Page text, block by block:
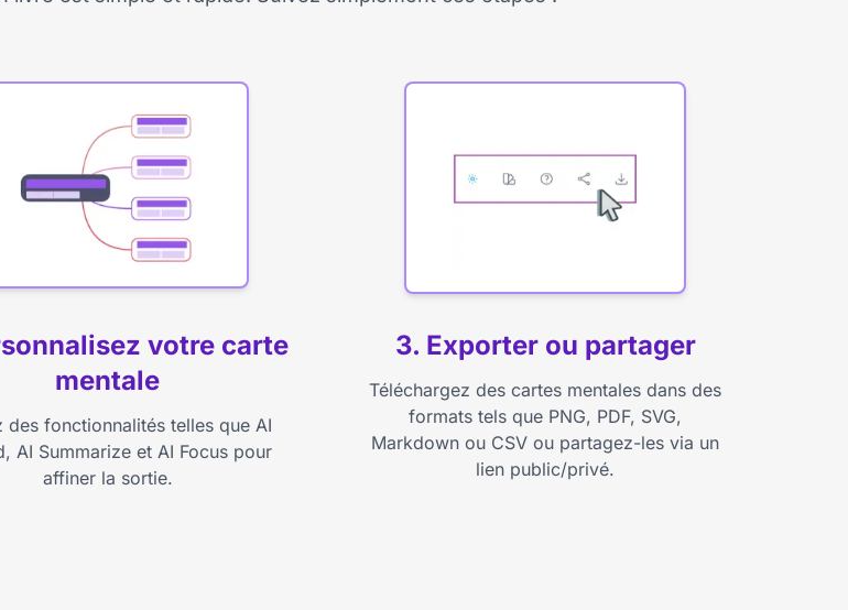
votre carte
mentale
des fonctionnalités telles que AI
AI Summarize et AI Focus pour
affiner la sortie.
3. Exporter ou partager
Téléchargez des cartes mentales dans des
formats tels que PNG, PDF, SVG,
Markdown ou CSV ou partagez-les via un
lien public/privé.